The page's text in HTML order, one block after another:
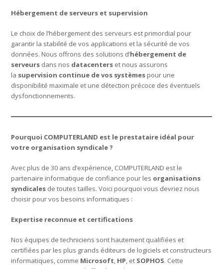
Hébergement de serveurs et supervision
Le choix de l’hébergement des serveurs est primordial pour
garantir la stabilité de vos applications et la sécurité de vos
données. Nous offrons des solutions d’hébergement de
serveurs dans nos datacenters et nous assurons
la supervision continue de vos systèmes pour une
disponibilité maximale et une détection précoce des éventuels
dysfonctionnements.
Pourquoi COMPUTERLAND est le prestataire idéal pour
votre organisation syndicale ?
Avec plus de 30 ans d’expérience, COMPUTERLAND est le
partenaire informatique de confiance pour les organisations
syndicales de toutes tailles. Voici pourquoi vous devriez nous
choisir pour vos besoins informatiques :
Expertise reconnue et certifications
Nos équipes de techniciens sont hautement qualifiées et
certifiées par les plus grands éditeurs de logiciels et constructeurs
informatiques, comme Microsoft, HP, et SOPHOS. Cette